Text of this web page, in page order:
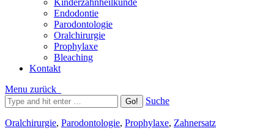
Kinderzahnheilkunde
Endodontie
Parodontologie
Oralchirurgie
Prophylaxe
Bleaching
Kontakt
Menu zurück
Suche
Oralchirurgie, Parodontologie, Prophylaxe, Zahnersatz